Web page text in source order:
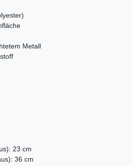
Metall
23 cm
36 cm